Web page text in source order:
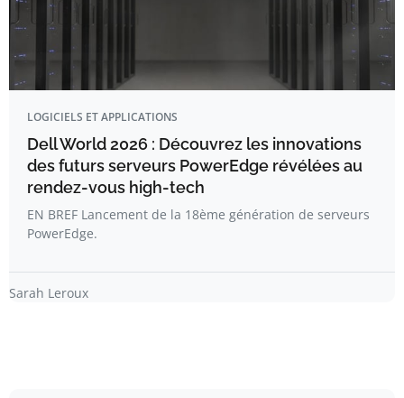
LOGICIELS ET APPLICATIONS
Dell World 2026 : Découvrez les innovations
des futurs serveurs PowerEdge révélées au
rendez-vous high-tech
EN BREF Lancement de la 18ème génération de serveurs
PowerEdge.
Sarah Leroux